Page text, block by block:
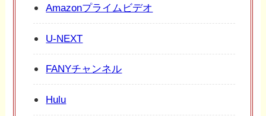
Amazonプライムビデオ
U-NEXT
FANYチャンネル
Hulu